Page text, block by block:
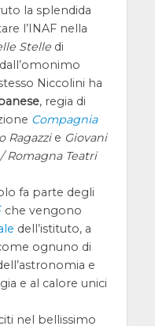
la splendida
l’INAF nella
Stelledi
Niccolini ha
, regia di
Compagnia
Ragazzie Giovani
Romagna Teatri
fa parte degli
che vengono
dell’istituto, a
ognuno di
e
e al calore unici
nel bellissimo